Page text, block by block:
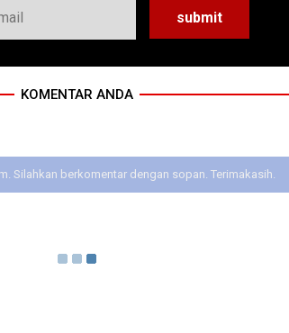
KOMENTAR ANDA
Silahkan berkomentar dengan sopan. Terimakasih.